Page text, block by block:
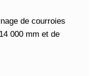
de courroies
000 mm et de